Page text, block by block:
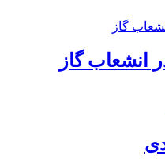
انشعاب گاز